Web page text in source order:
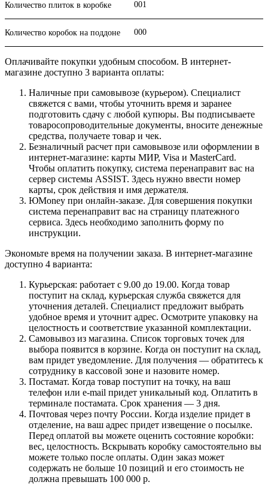
Количество плиток в коробке 001
Количество коробок на поддоне 000
Оплачивайте покупки удобным способом. В интернет-
магазине доступно 3 варианта оплаты:
Наличные при самовывозе (курьером). Специалист
свяжется с вами, чтобы уточнить время и заранее
подготовить сдачу с любой купюры. Вы подписываете
товаросопроводительные документы, вносите денежные
средства, получаете товар и чек.
Безналичный расчет при самовывозе или оформлении в
интернет-магазине: карты МИР, Visa и MasterCard.
Чтобы оплатить покупку, система перенаправит вас на
сервер системы ASSIST. Здесь нужно ввести номер
карты, срок действия и имя держателя.
ЮMoney при онлайн-заказе. Для совершения покупки
система перенаправит вас на страницу платежного
сервиса. Здесь необходимо заполнить форму по
инструкции.
Экономьте время на получении заказа. В интернет-магазине
доступно 4 варианта:
Курьерская: работает с 9.00 до 19.00. Когда товар
поступит на склад, курьерская служба свяжется для
уточнения деталей. Специалист предложит выбрать
удобное время и уточнит адрес. Осмотрите упаковку на
целостность и соответствие указанной комплектации.
Самовывоз из магазина. Список торговых точек для
выбора появится в корзине. Когда он поступит на склад,
вам придет уведомление. Для получения — обратитесь к
сотруднику в кассовой зоне и назовите номер.
Постамат. Когда товар поступит на точку, на ваш
телефон или e-mail придет уникальный код. Оплатить в
терминале постамата. Срок хранения — 3 дня.
Почтовая через почту России. Когда изделие придет в
отделение, на ваш адрес придет извещение о посылке.
Перед оплатой вы можете оценить состояние коробки:
вес, целостность. Вскрывать коробку самостоятельно вы
можете только после оплаты. Один заказ может
содержать не больше 10 позиций и его стоимость не
должна превышать 100 000 р.